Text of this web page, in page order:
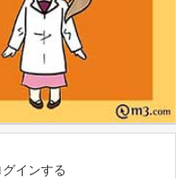
インする